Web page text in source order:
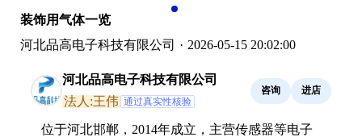
装饰用气体一览
河北品高电子科技有限公司 · 2026-05-15 20:02:00
河北品高电子科技有限公司
法人:王伟 通过真实性核验
咨询 进店
位于河北邯郸，2014年成立，主营传感器等电子